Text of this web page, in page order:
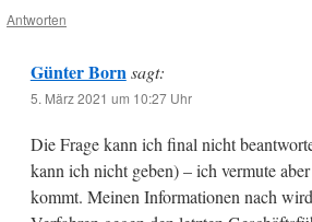
Antworten
Günter Born sagt:
5. März 2021 um 10:27 Uhr
Die Frage kann ich final nicht
kann ich nicht geben) – ich vermute
kommt. Meinen Informationen nach